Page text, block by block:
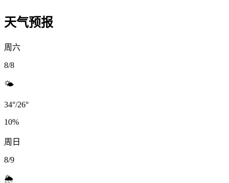
天气预报
周六
8/8
🌤️
34°/26°
10%
周日
8/9
🌦️